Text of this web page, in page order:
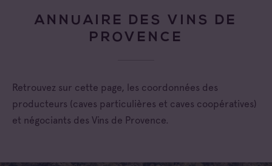
ANNUAIRE DES VINS DE
PROVENCE
Retrouvez sur cette page, les coordonnées des
producteurs (caves particulières et caves coopératives)
et négociants des Vins de Provence.